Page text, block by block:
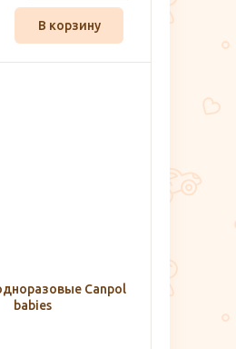
В корзину
Canpol
babies